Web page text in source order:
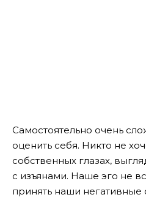
Самостоятельно очень
оценить себя. Никто не
собственных глазах,
с изъянами. Наше эго не
принять наши